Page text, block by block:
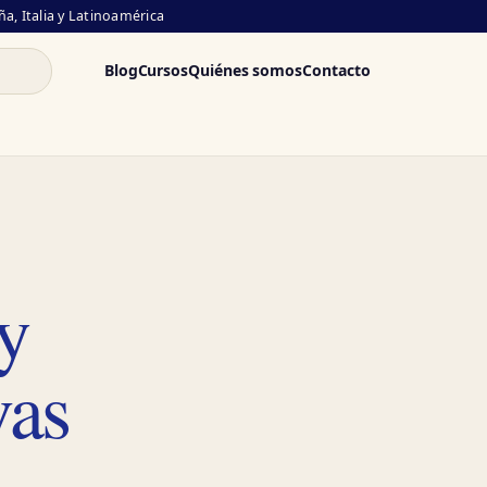
Italia y Latinoamérica
BlogCursosQuiénes somosContacto